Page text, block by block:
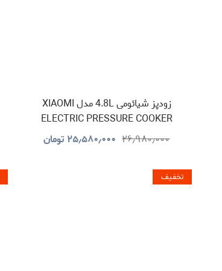
زودپز شیائومی 4.8L مدل XIAOMI
ELECTRIC PRESSURE COOKER
۲۶٫۹۸۰٫۰۰۰ ۲۵٫۵۸۰٫۰۰۰ تومان
تخفیف